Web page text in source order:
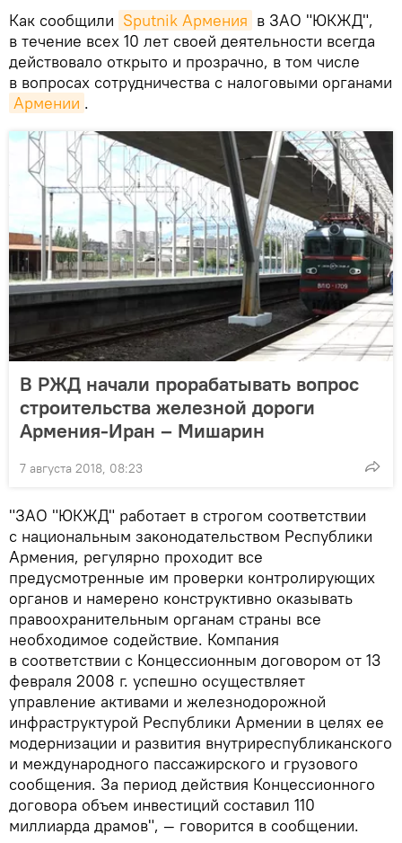
Как сообщили Sputnik Армения в ЗАО "ЮКЖД",
в течение всех 10 лет своей деятельности всегда
действовало открыто и прозрачно, в том числе
в вопросах сотрудничества с налоговыми органами
Армении .
В РЖД начали прорабатывать вопрос
строительства железной дороги
Армения-Иран – Мишарин
7 августа 2018, 08:23
"ЗАО "ЮКЖД" работает в строгом соответствии
с национальным законодательством Республики
Армения, регулярно проходит все
предусмотренные им проверки контролирующих
органов и намерено конструктивно оказывать
правоохранительным органам страны все
необходимое содействие. Компания
в соответствии с Концессионным договором от 13
февраля 2008 г. успешно осуществляет
управление активами и железнодорожной
инфраструктурой Республики Армении в целях ее
модернизации и развития внутриреспубликанского
и международного пассажирского и грузового
сообщения. За период действия Концессионного
договора объем инвестиций составил 110
миллиарда драмов", — говорится в сообщении.